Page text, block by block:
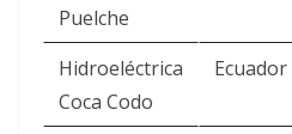
Puelche
Hidroeléctrica
Coca Codo
Ecuador